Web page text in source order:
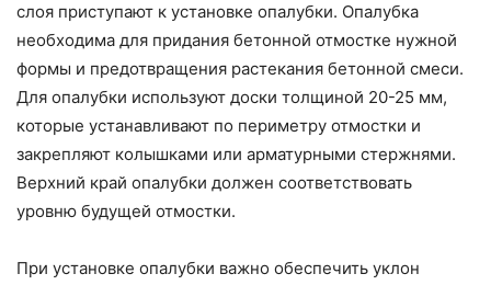
слоя приступают к установке опалубки. Опалубка
необходима для придания бетонной отмостке нужной
формы и предотвращения растекания бетонной смеси.
Для опалубки используют доски толщиной 20-25 мм,
которые устанавливают по периметру отмостки и
закрепляют колышками или арматурными стержнями.
Верхний край опалубки должен соответствовать
уровню будущей отмостки.
При установке опалубки важно обеспечить уклон